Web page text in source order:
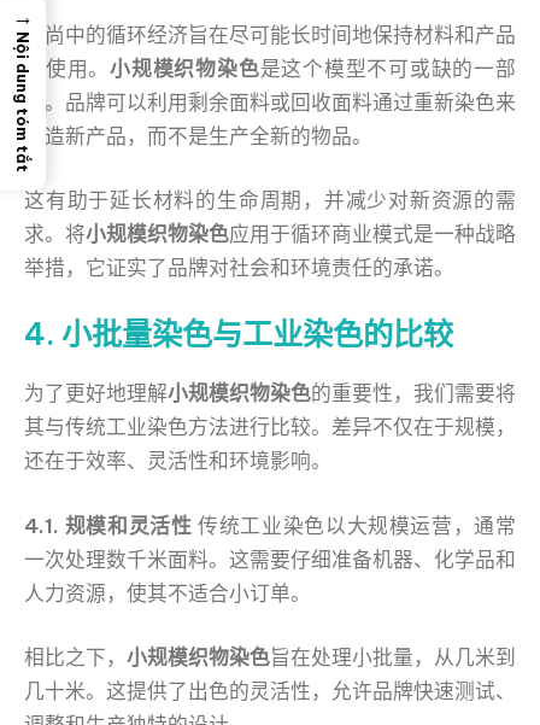
时尚中的循环经济旨在尽可能长时间地保持材料和产品
的使用。小规模织物染色是这个模型不可或缺的一部
分。品牌可以利用剩余面料或回收面料通过重新染色来
创造新产品，而不是生产全新的物品。
这有助于延长材料的生命周期，并减少对新资源的需
求。将小规模织物染色应用于循环商业模式是一种战略
举措，它证实了品牌对社会和环境责任的承诺。
4. 小批量染色与工业染色的比较
为了更好地理解小规模织物染色的重要性，我们需要将
其与传统工业染色方法进行比较。差异不仅在于规模，
还在于效率、灵活性和环境影响。
4.1. 规模和灵活性 传统工业染色以大规模运营，通常
一次处理数千米面料。这需要仔细准备机器、化学品和
人力资源，使其不适合小订单。
相比之下， 小规模织物染色旨在处理小批量，从几米到
几十米。这提供了出色的灵活性，允许品牌快速测试、
→
Nội dung tóm tắt